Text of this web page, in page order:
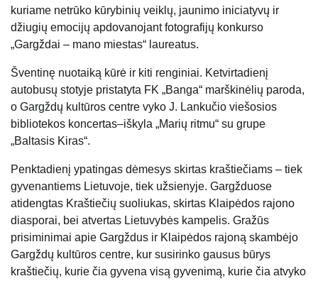
kuriame netrūko kūrybinių veiklų, jaunimo iniciatyvų ir
džiugių emocijų apdovanojant fotografijų konkurso
„Gargždai – mano miestas“ laureatus.
Šventinę nuotaiką kūrė ir kiti renginiai. Ketvirtadienį
autobusų stotyje pristatyta FK „Banga“ marškinėlių paroda,
o Gargždų kultūros centre vyko J. Lankučio viešosios
bibliotekos koncertas–iškyla „Marių ritmu“ su grupe
„Baltasis Kiras“.
Penktadienį ypatingas dėmesys skirtas kraštiečiams – tiek
gyvenantiems Lietuvoje, tiek užsienyje. Gargžduose
atidengtas Kraštiečių suoliukas, skirtas Klaipėdos rajono
diasporai, bei atvertas Lietuvybės kampelis. Gražūs
prisiminimai apie Gargždus ir Klaipėdos rajoną skambėjo
Gargždų kultūros centre, kur susirinko gausus būrys
kraštiečių, kurie čia gyvena visą gyvenimą, kurie čia atvyko